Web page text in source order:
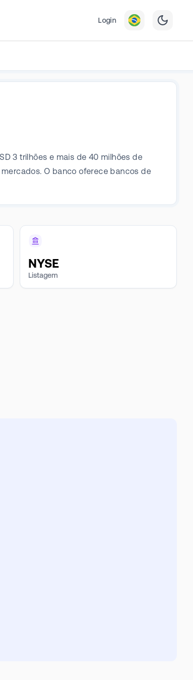
Login
3 trilhões e mais de 40 milhões de
O banco oferece bancos de
NYSE
Listagem